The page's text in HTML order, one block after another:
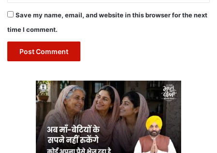
Save my name, email, and website in this browser for the next
time I comment.